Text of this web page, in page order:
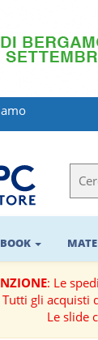
: Le
Tutti gli acquisti
Le slide